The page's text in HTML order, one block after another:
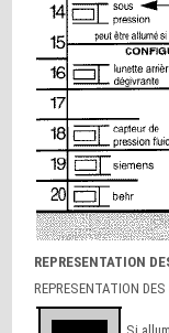
REPRESENTATION
REPRESENTATION
Si